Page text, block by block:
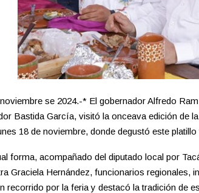
se 2024.-* El gobernador Alfredo
Bastida García, visitó la onceava edición de
18 de noviembre, donde degustó este
forma, acompañado del diputado local por
Graciela Hernández, funcionarios regionales,
recorrido por la feria y destacó la tradición de